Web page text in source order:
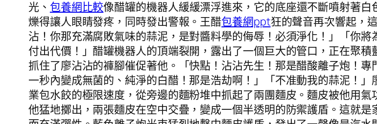
光、 包養網比較像醋罐的機器人緩緩漂浮進來，它的底座還不斷噴射著
爍得讓人眼睛發疼，同時發出警報。王醋包養網ppt狂的聲音再次響起，
沾！你那充滿腐敗氣味的蒜泥，是對醬料學的侮辱！必須淨化！」「你
付出代價！」醋罐機器人的頂端裂開，露出了一個巨大的管口，正在聚
抓住了廖沾沾的褲腳催促著他。「快點！沾沾先生！那是醋酸離子炮！
一秒內變成無菌的、純淨的白醋！那是浩劫啊！」「不准動我的蒜泥！
業包水餃的極限速度，從旁邊的麵粉堆中抓起了兩團麵皮。麵皮被他用
他猛地擲出，兩張麵皮在空中交疊，變成一個半透明的防禦護盾。這就